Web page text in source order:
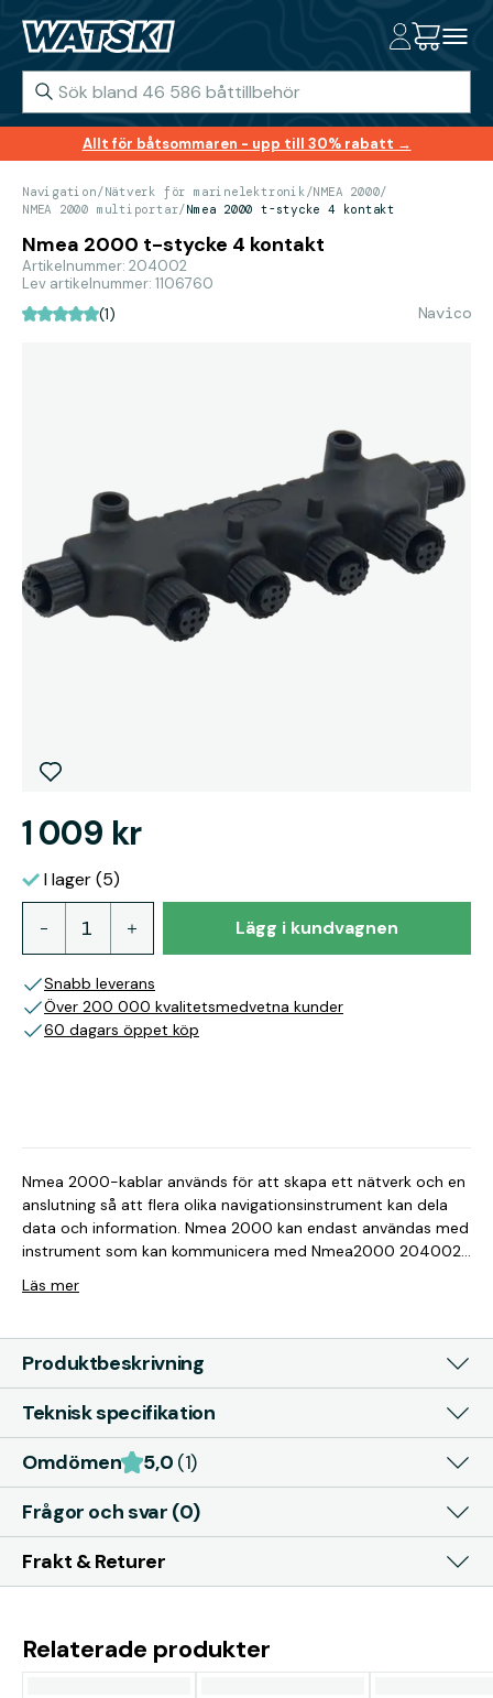
Allt för båtsommaren - upp till 30% rabatt →
Navigation/Nätverk för marinelektronik/NMEA 2000/
NMEA 2000 multiportar/Nmea 2000 t-stycke 4 kontakt
Nmea 2000 t-stycke 4 kontakt
Artikelnummer: 204002
Lev artikelnummer: 1106760
(1) Navico
1 009 kr
I lager (5)
Lägg i kundvagnen
Snabb leverans
Över 200 000 kvalitetsmedvetna kunder
60 dagars öppet köp
Nmea 2000-kablar används för att skapa ett nätverk och en
anslutning så att flera olika navigationsinstrument kan dela
data och information. Nmea 2000 kan endast användas med
instrument som kan kommunicera med Nmea2000 204002
Läs mer
Produktbeskrivning
Teknisk specifikation
Omdömen
5,0 (1)
Frågor och svar (0)
Frakt & Returer
Relaterade produkter